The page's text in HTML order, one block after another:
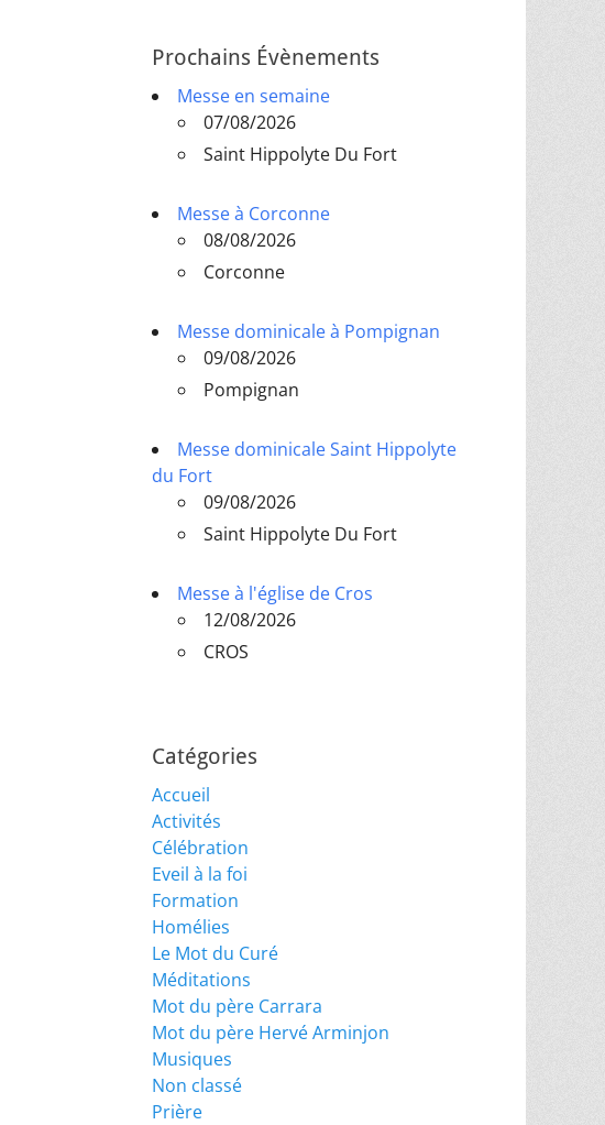
Prochains Évènements
Messe en semaine
07/08/2026
Saint Hippolyte Du Fort
Messe à Corconne
08/08/2026
Corconne
Messe dominicale à Pompignan
09/08/2026
Pompignan
Messe dominicale Saint Hippolyte
du Fort
09/08/2026
Saint Hippolyte Du Fort
Messe à l'église de Cros
12/08/2026
CROS
Catégories
Accueil
Activités
Célébration
Eveil à la foi
Formation
Homélies
Le Mot du Curé
Méditations
Mot du père Carrara
Mot du père Hervé Arminjon
Musiques
Non classé
Prière